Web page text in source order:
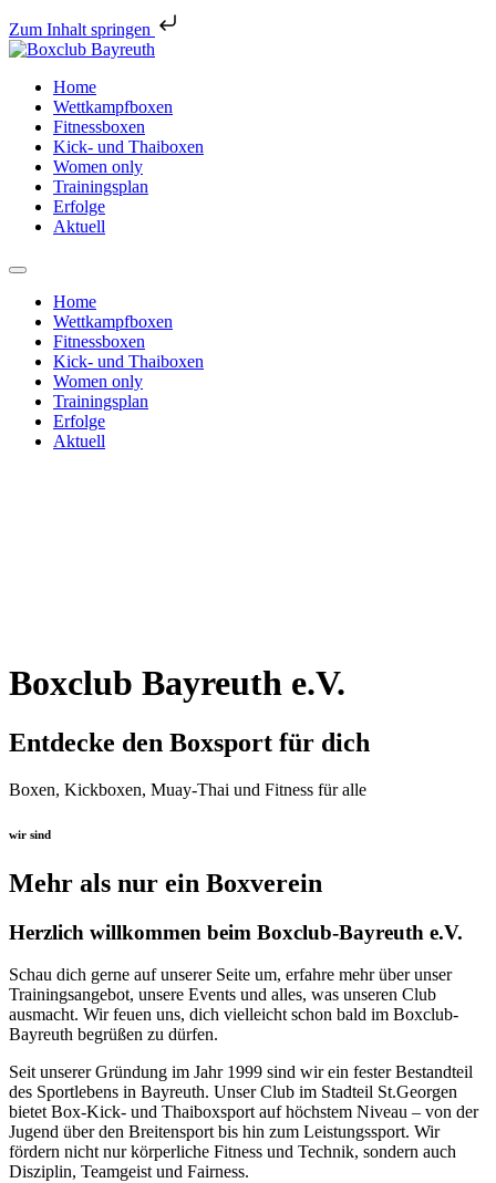
Zum Inhalt springen
Home
Wettkampfboxen
Fitnessboxen
Kick- und Thaiboxen
Women only
Trainingsplan
Erfolge
Aktuell
Home
Wettkampfboxen
Fitnessboxen
Kick- und Thaiboxen
Women only
Trainingsplan
Erfolge
Aktuell
Boxclub Bayreuth e.V.
Entdecke den Boxsport für dich
Boxen, Kickboxen, Muay-Thai und Fitness für alle
wir sind
Mehr als nur ein Boxverein
Herzlich willkommen beim Boxclub-Bayreuth e.V.
Schau dich gerne auf unserer Seite um, erfahre mehr über unser
Trainingsangebot, unsere Events und alles, was unseren Club
ausmacht. Wir feuen uns, dich vielleicht schon bald im Boxclub-
Bayreuth begrüßen zu dürfen.
Seit unserer Gründung im Jahr 1999 sind wir ein fester Bestandteil
des Sportlebens in Bayreuth. Unser Club im Stadteil St.Georgen
bietet Box-Kick- und Thaiboxsport auf höchstem Niveau – von der
Jugend über den Breitensport bis hin zum Leistungssport. Wir
fördern nicht nur körperliche Fitness und Technik, sondern auch
Disziplin, Teamgeist und Fairness.